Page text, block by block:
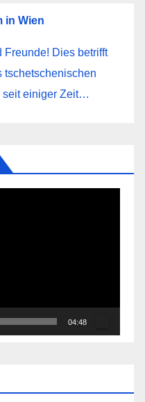
in Wien
Freunde! Dies betrifft
tschetschenischen
seit einiger Zeit…
04:48